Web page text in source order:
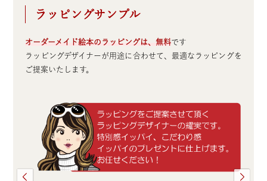
ラッピングサンプル
オーダーメイド絵本のラッピングは、無料です
ラッピングデザイナーが用途に合わせて、最適なラッピングを
ご提案いたします。